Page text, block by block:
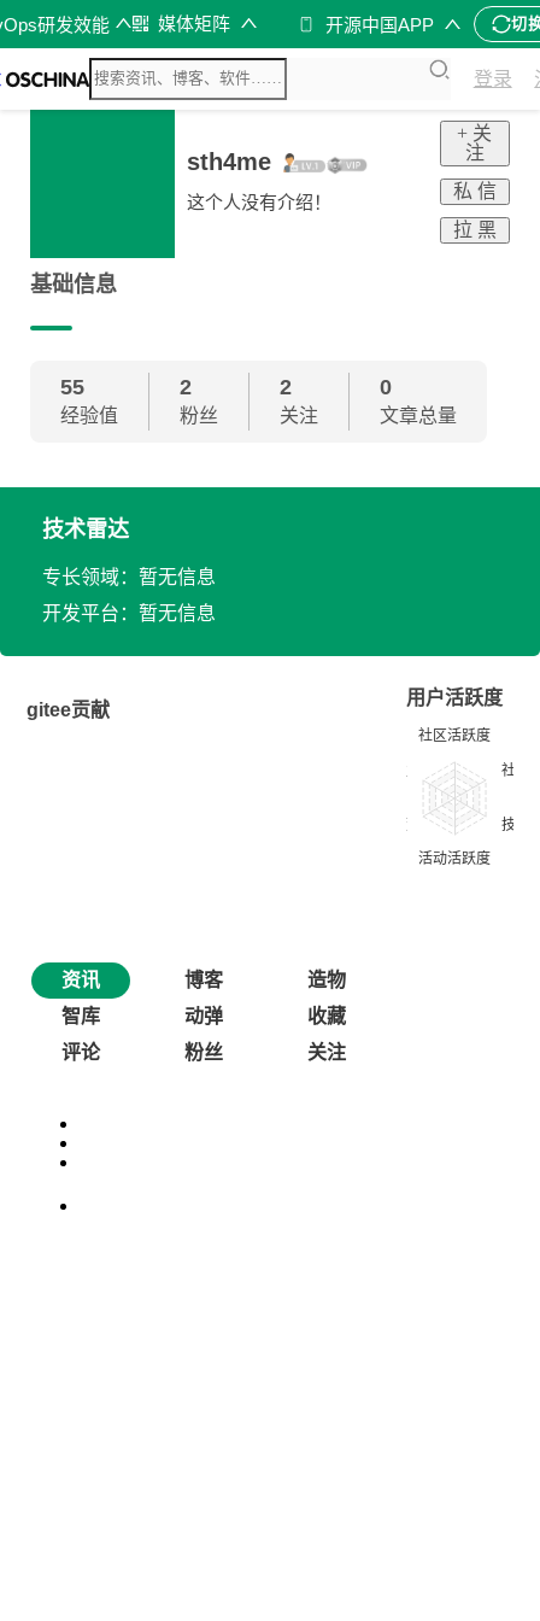
研发效能 媒体矩阵 开源中国APP 切
登录
sth4me
这个人没有介绍！
+ 关
注
私 信
拉 黑
基础信息
55
经验值
2
粉丝
2
关注
0
文章总量
技术雷达
专长领域：暂无信息
开发平台：暂无信息
gitee贡献
用户活跃度
资讯 博客
造物
智库
动弹
收藏
评论
粉丝 关注